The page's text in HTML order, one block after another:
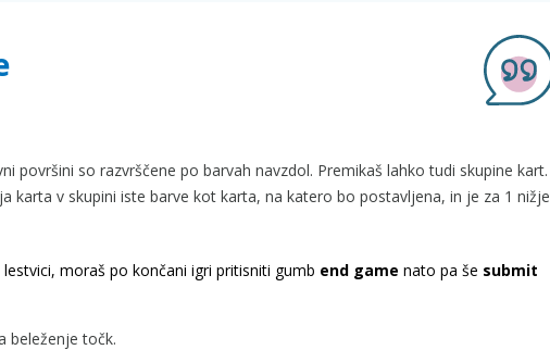
površini so razvrščene po barvah navzdol. Premikaš lahko tudi skupine kart.
karta v skupini iste barve kot karta, na katero bo postavljena, in je za 1 nižje
moraš po končani igri pritisniti gumb end game nato pa še submit
beleženje točk.